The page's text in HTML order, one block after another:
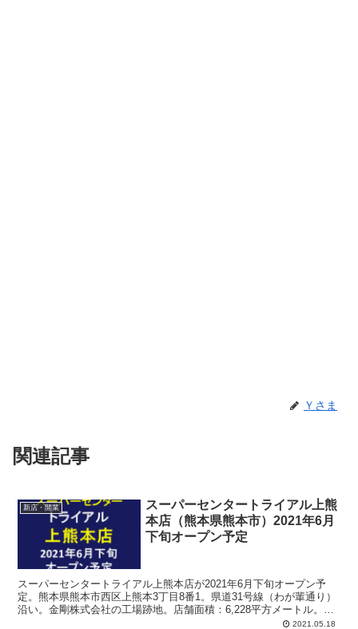
Ｙさま
関連記事
新店・開業
スーパーセンタートライアル上熊
本店（熊本県熊本市）2021年6月
下旬オープン予定
スーパーセンタートライアル上熊本店が2021年6月下旬オープン予
定。熊本県熊本市西区上熊本3丁目8番1。県道31号線（わが輩通り）
沿い。金剛株式会社の工場跡地。店舗面積：6,228平方メートル。計
画時は「メガセンター」名義でしたが「スーパーセンター」名義へ変
2021.05.18